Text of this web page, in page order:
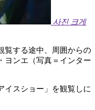
사진 크게
覧する途中、周囲からの
ヨンエ（写真＝インター
イスショー」を観覧しに